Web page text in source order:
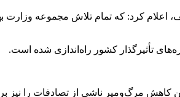
اعلام کرد: که تمام تلاش مجموعه وزارت
تأثیرگذار کشور راه‌اندازی شده است.
کاهش مرگ‌ومیر ناشی از تصادفات را نیز